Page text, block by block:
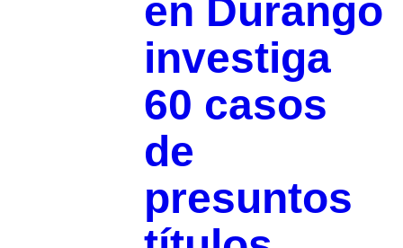
en Durango
investiga
60 casos
de
presuntos